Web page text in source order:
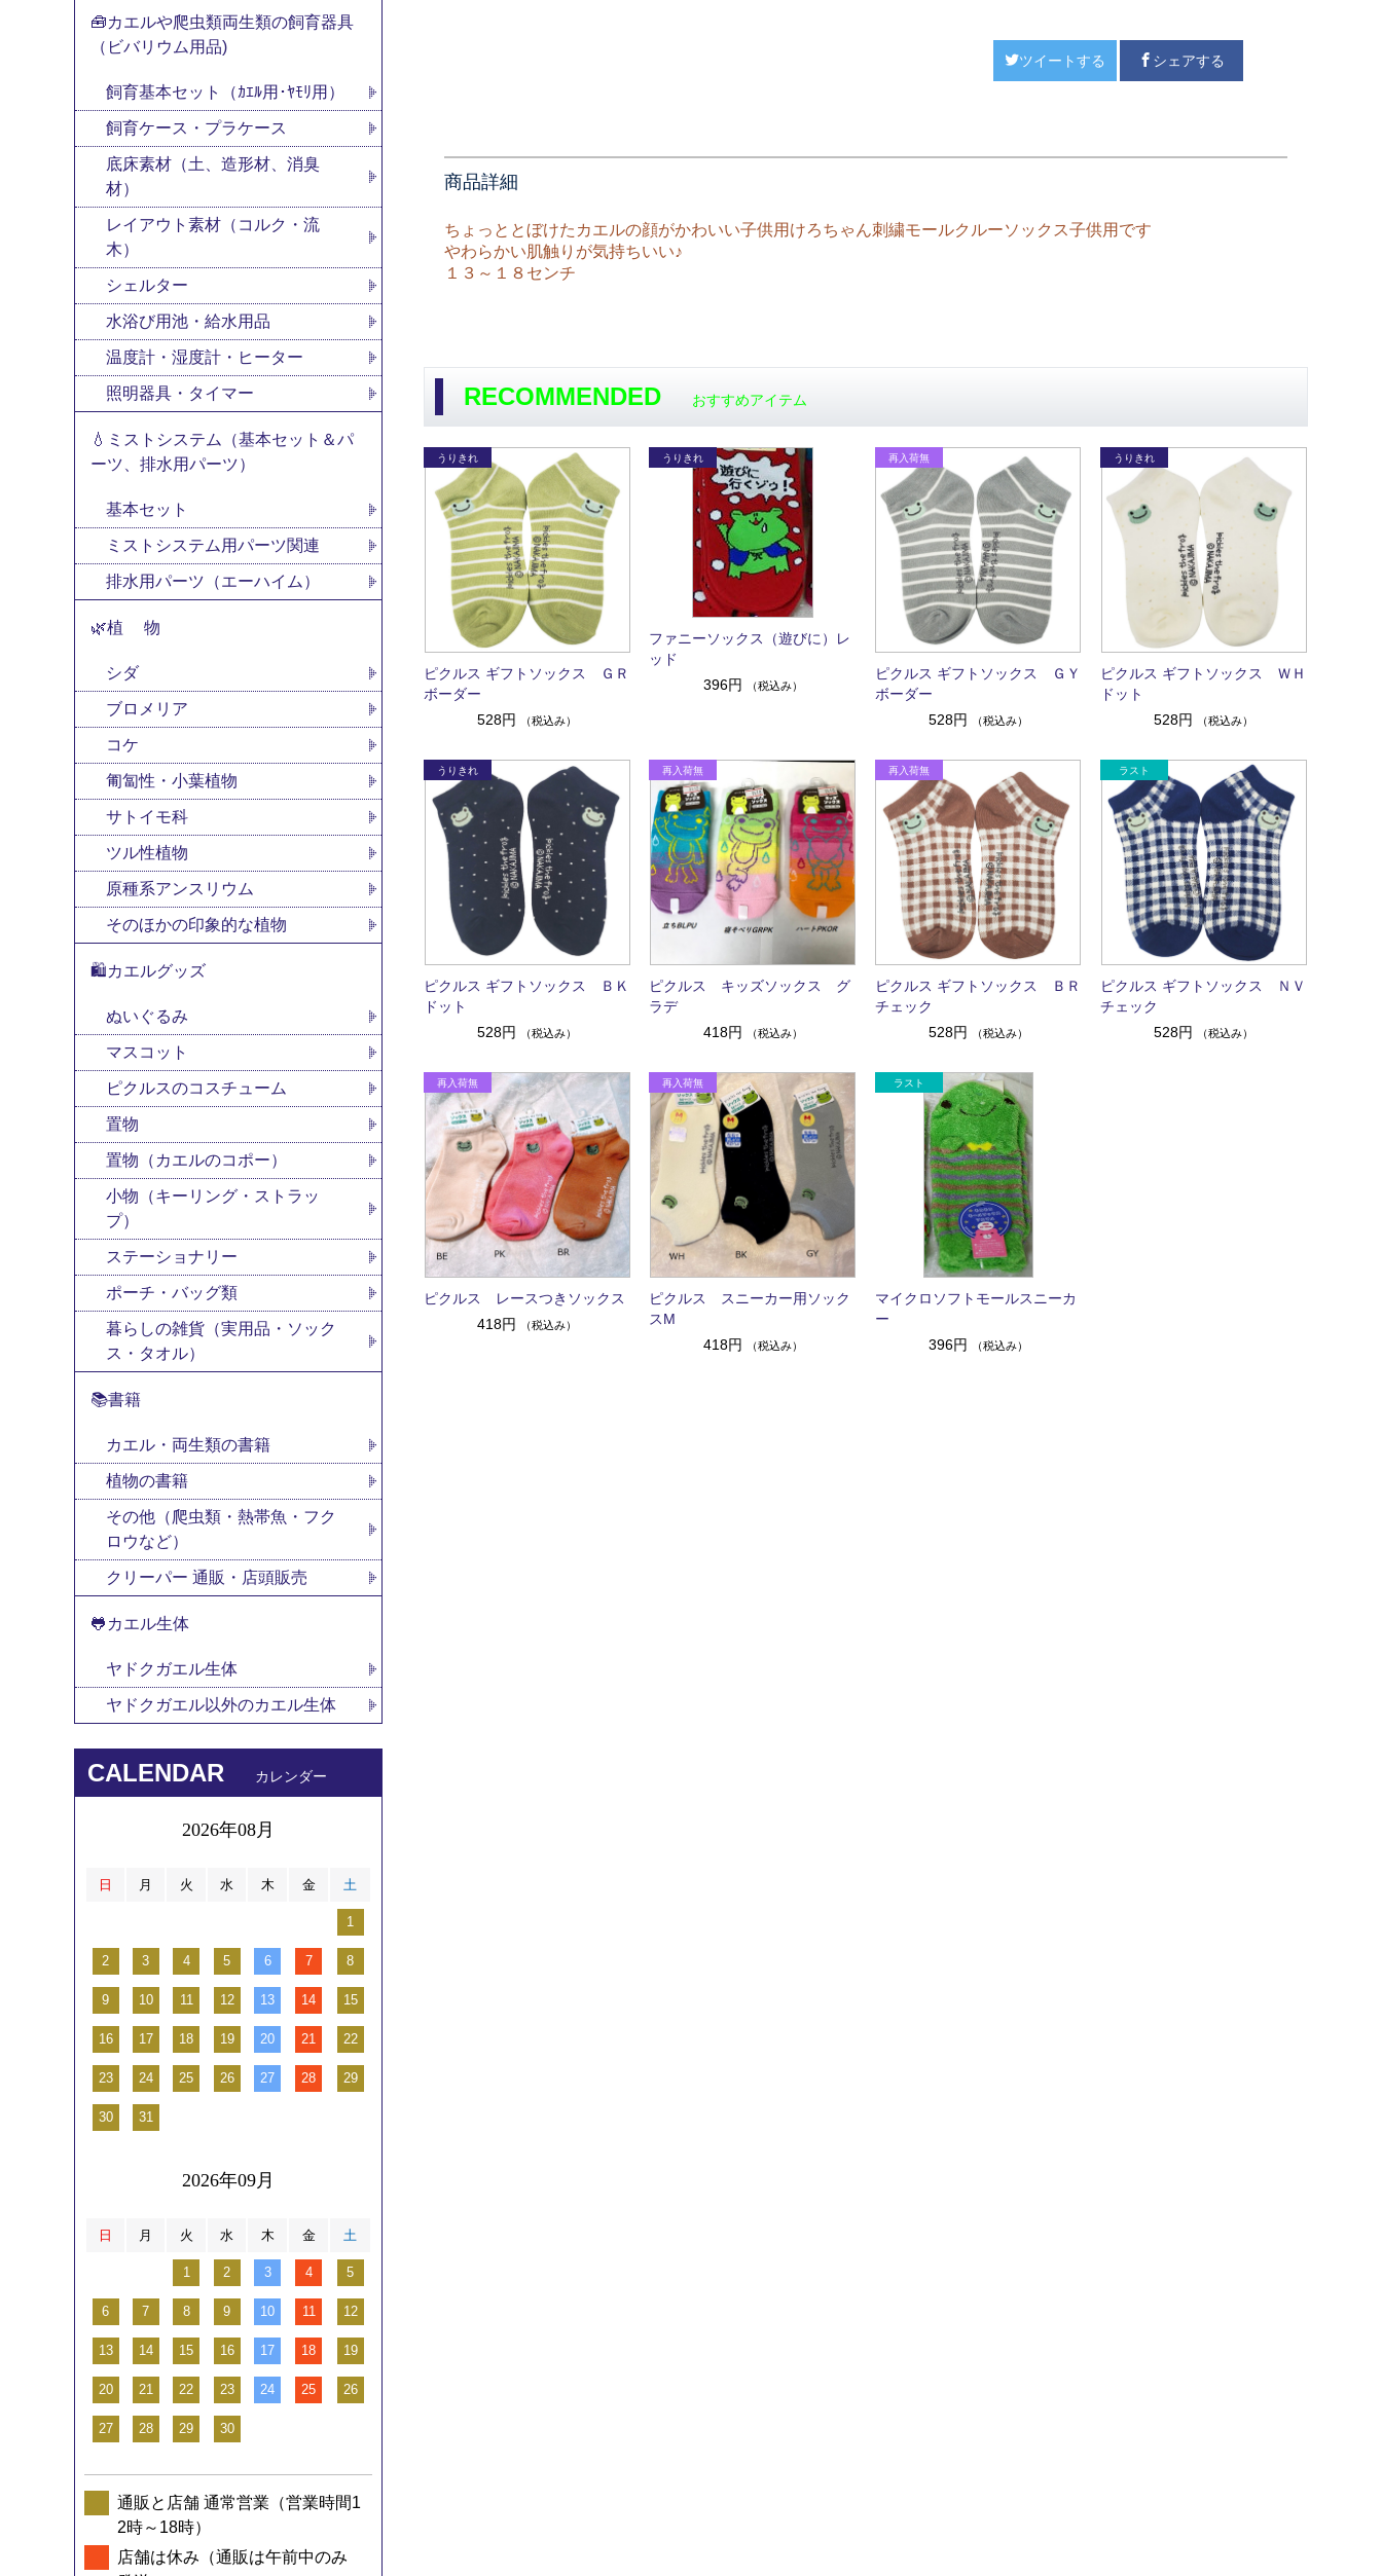
ツイートする シェアする
商品詳細
ちょっととぼけたカエルの顔がかわいい子供用けろちゃん刺繍モールクルーソックス子供用です
やわらかい肌触りが気持ちいい♪
１３～１８センチ
RECOMMENDED おすすめアイテム
ピクルス ギフトソックス ＧＲ
ボーダー
528円
（税込み）
ファニーソックス（遊びに）レ
ッド
396円
（税込み）
ピクルス ギフトソックス ＧＹ
ボーダー
528円
（税込み）
ピクルス ギフトソックス ＷＨ
ドット
528円
（税込み）
ピクルス ギフトソックス ＢＫ
ドット
528円
（税込み）
ピクルス キッズソックス グ
ラデ
418円
（税込み）
ピクルス ギフトソックス ＢＲ
チェック
528円
（税込み）
ピクルス ギフトソックス ＮＶ
チェック
528円
（税込み）
ピクルス レースつきソックス
418円
（税込み）
ピクルス スニーカー用ソック
スM
418円
（税込み）
マイクロソフトモールスニーカ
ー
396円
（税込み）
🧰カエルや爬虫類両生類の飼育器具
（ビバリウム用品)
飼育基本セット（ｶｴﾙ用･ﾔﾓﾘ用）
飼育ケース・プラケース
底床素材（土、造形材、消臭
材）
レイアウト素材（コルク・流
木）
シェルター
水浴び用池・給水用品
温度計・湿度計・ヒーター
照明器具・タイマー
💧ミストシステム（基本セット＆パ
ーツ、排水用パーツ）
基本セット
ミストシステム用パーツ関連
排水用パーツ（エーハイム）
🌿植 物
シダ
ブロメリア
コケ
匍匐性・小葉植物
サトイモ科
ツル性植物
原種系アンスリウム
そのほかの印象的な植物
🛍カエルグッズ
ぬいぐるみ
マスコット
ピクルスのコスチューム
置物
置物（カエルのコポー）
小物（キーリング・ストラッ
プ）
ステーショナリー
ポーチ・バッグ類
暮らしの雑貨（実用品・ソック
ス・タオル）
📚書籍
カエル・両生類の書籍
植物の書籍
その他（爬虫類・熱帯魚・フク
ロウなど）
クリーパー 通販・店頭販売
🐸カエル生体
ヤドクガエル生体
ヤドクガエル以外のカエル生体
CALENDAR カレンダー
2026年08月
日 月 火 水 木 金 土
1
2 3 4 5 6 7 8
9 10 11 12 13 14 15
16 17 18 19 20 21 22
23 24 25 26 27 28 29
30 31
2026年09月
日 月 火 水 木 金 土
1 2 3 4 5
6 7 8 9 10 11 12
13 14 15 16 17 18 19
20 21 22 23 24 25 26
27 28 29 30
通販と店舗 通常営業（営業時間1
2時～18時）
店舗は休み（通販は午前中のみ